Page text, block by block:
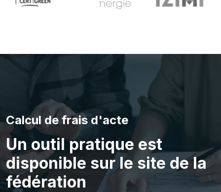
Calcul de frais d'acte
Un outil pratique est
disponible sur le site de la
fédération